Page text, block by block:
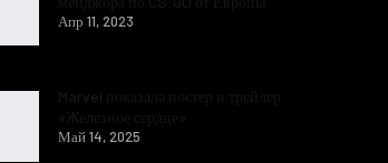
Апр 11, 2023
Май 14, 2025